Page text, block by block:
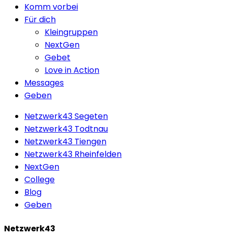
Close
Menu
Komm vorbei
Für dich
Kleingruppen
NextGen
Gebet
Love in Action
Messages
Geben
Netzwerk43 Segeten
Netzwerk43 Todtnau
Netzwerk43 Tiengen
Netzwerk43 Rheinfelden
NextGen
College
Blog
Geben
Netzwerk43